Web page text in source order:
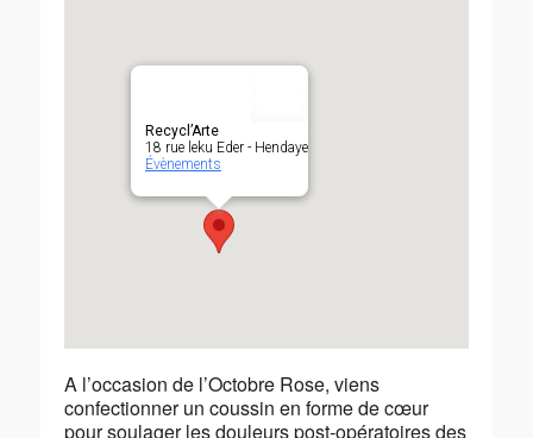
Recycl’Arte
18 rue leku Eder - Hendaye
Évènements
A l’occasion de l’Octobre Rose, viens
confectionner un coussin en forme de cœur
pour soulager les douleurs post-opératoires des